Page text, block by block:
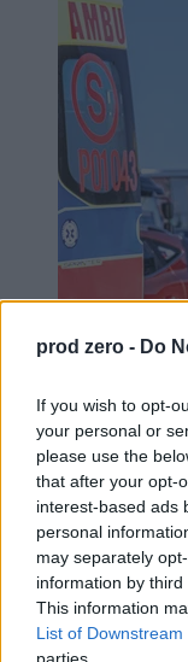
prod zero - Do
If you wish to opt-
your personal or
please use the
that after your opt-
interest-based ads
personal
may separately
information by
This information
List of
Dwaj chłopcy
W sobotę po godz.
11 lat wpadło do
Wyciągnęli ich
medyczni przywrócili
bada okoliczności
Aleksandra Cieślik
Wczoraj 20:06
3 min